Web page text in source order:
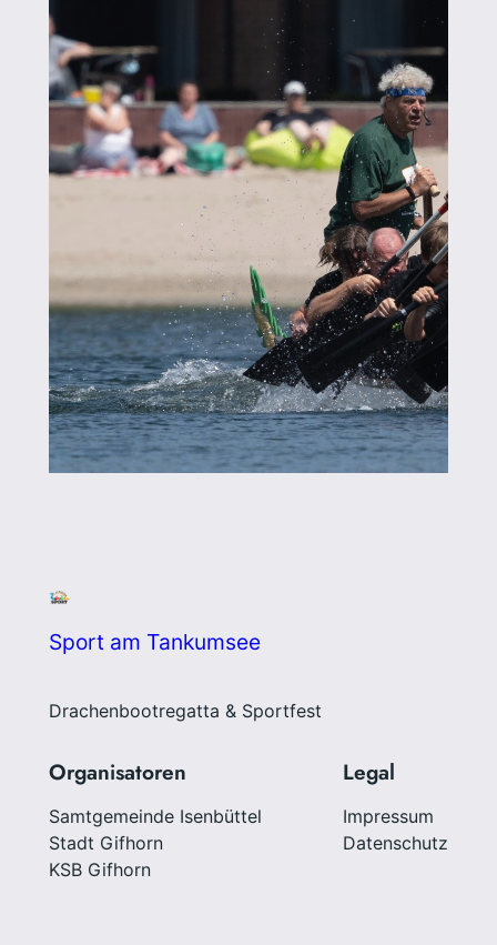
Sport am Tankumsee
Drachenbootregatta & Sportfest
Organisatoren
Samtgemeinde Isenbüttel
Stadt Gifhorn
KSB Gifhorn
Legal
Impressum
Datenschutz